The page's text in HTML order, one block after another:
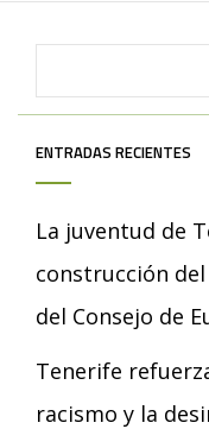
for:
ENTRADAS RECIENTES
La juventud de
construcción
del Consejo de
Tenerife
racismo y la